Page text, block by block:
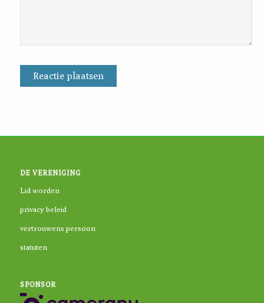
DE VERENIGING
Lid worden
privacy beleid
vertrouwens persoon
statuten
SPONSOR